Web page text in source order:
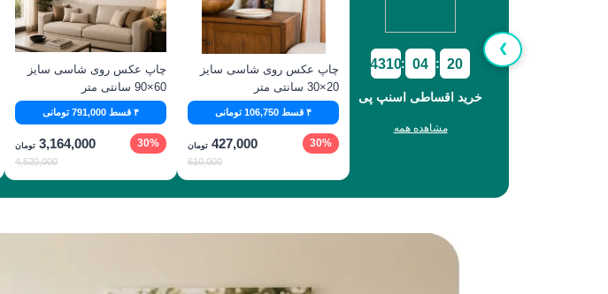
❯
19
:
04
:
4310
خرید اقساطی اسنپ پی
مشاهده همه
چاپ عکس روی شاسی سایز
20×30 سانتی‌ متر
۴ قسط 106,750 تومانی
30%
427,000 تومان
610,000
چاپ عکس روی شاسی سایز
60×90 سانتی‌ متر
۴ قسط 791,000 تومانی
30%
3,164,000 تومان
4,520,000